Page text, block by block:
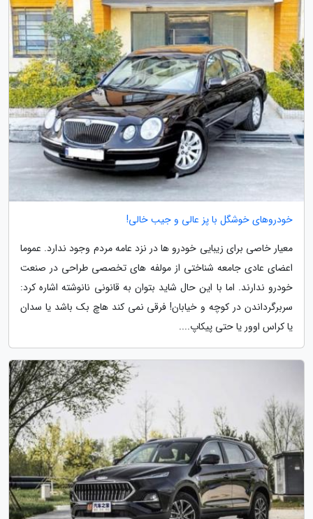
خودروهای خوشگل با پز عالی و جیب خالی!
معیار خاصی برای زیبایی خودرو ها در نزد عامه مردم وجود ندارد. عموما
اعضای عادی جامعه شناختی از مولفه های تخصصی طراحی در صنعت
خودرو ندارند. اما با این حال شاید بتوان به قانونی نانوشته اشاره کرد:
سربرگرداندن در کوچه و خیابان! فرقی نمی کند هاچ بک باشد یا سدان
یا کراس اوور یا حتی پیکاپ....